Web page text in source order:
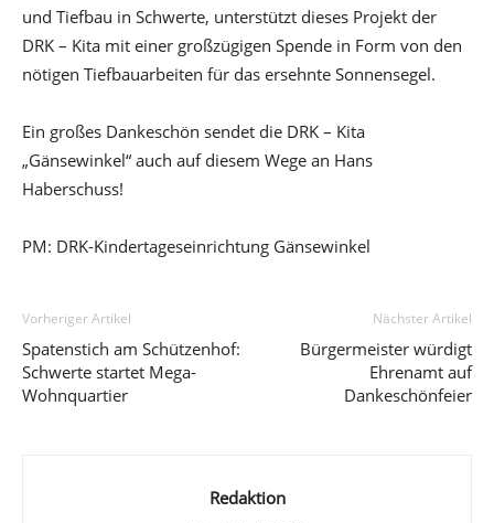
und Tiefbau in Schwerte, unterstützt dieses Projekt der
DRK – Kita mit einer großzügigen Spende in Form von den
nötigen Tiefbauarbeiten für das ersehnte Sonnensegel.
Ein großes Dankeschön sendet die DRK – Kita
„Gänsewinkel“ auch auf diesem Wege an Hans
Haberschuss!
PM: DRK-Kindertageseinrichtung Gänsewinkel
Vorheriger Artikel
Spatenstich am Schützenhof:
Schwerte startet Mega-
Wohnquartier
Nächster Artikel
Bürgermeister würdigt
Ehrenamt auf
Dankeschönfeier
Redaktion